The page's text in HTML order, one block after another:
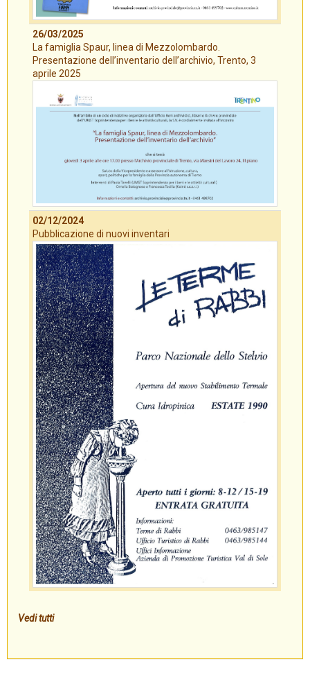
26/03/2025
La famiglia Spaur, linea di Mezzolombardo.
Presentazione dell’inventario dell’archivio, Trento, 3
aprile 2025
02/12/2024
Pubblicazione di nuovi inventari
Vedi tutti